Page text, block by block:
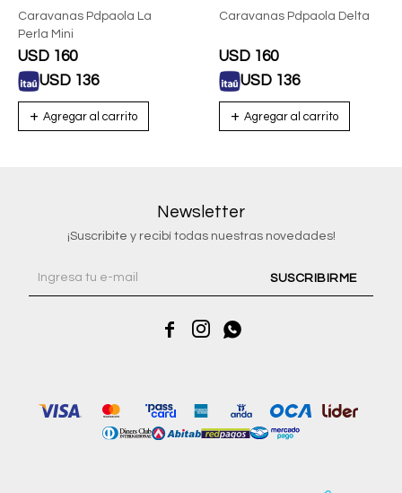
Caravanas Pdpaola La
Perla Mini
USD 160
USD 136
Caravanas Pdpaola Delta
USD 160
USD 136
Newsletter
¡Suscribite y recibí todas nuestras novedades!
SUSCRIBIRME
  